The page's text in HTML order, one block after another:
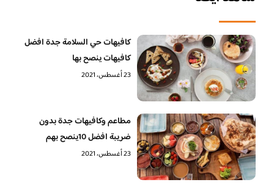
كافيهات حي السلامة جدة افضل
كافيهات ينصح بها
23 أغسطس، 2021
مطاعم وكافيهات جدة بدون
ضريبة افضل 10ينصح بهم
23 أغسطس، 2021